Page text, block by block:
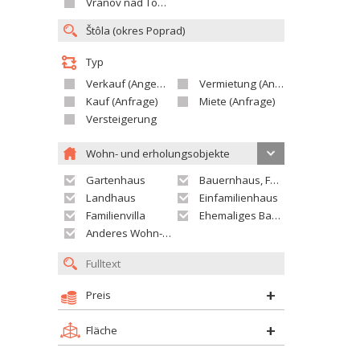
Typ
Verkauf (Angebot)
Vermietung (Angebot)
Kauf (Anfrage)
Miete (Anfrage)
Versteigerung
Wohn- und erholungsobjekte
Gartenhaus
Bauernhaus, Ferienhaus
Landhaus
Einfamilienhaus
Familienvilla
Ehemaliges Bauerngut
Anderes Wohn- oder Ferienobjekt
Preis
Fläche